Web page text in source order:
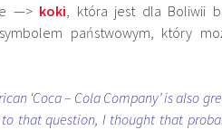
—> koki , która jest dla Boliwii
państwowym, który
‘Coca – Cola Company’ is also
that question, I thought that